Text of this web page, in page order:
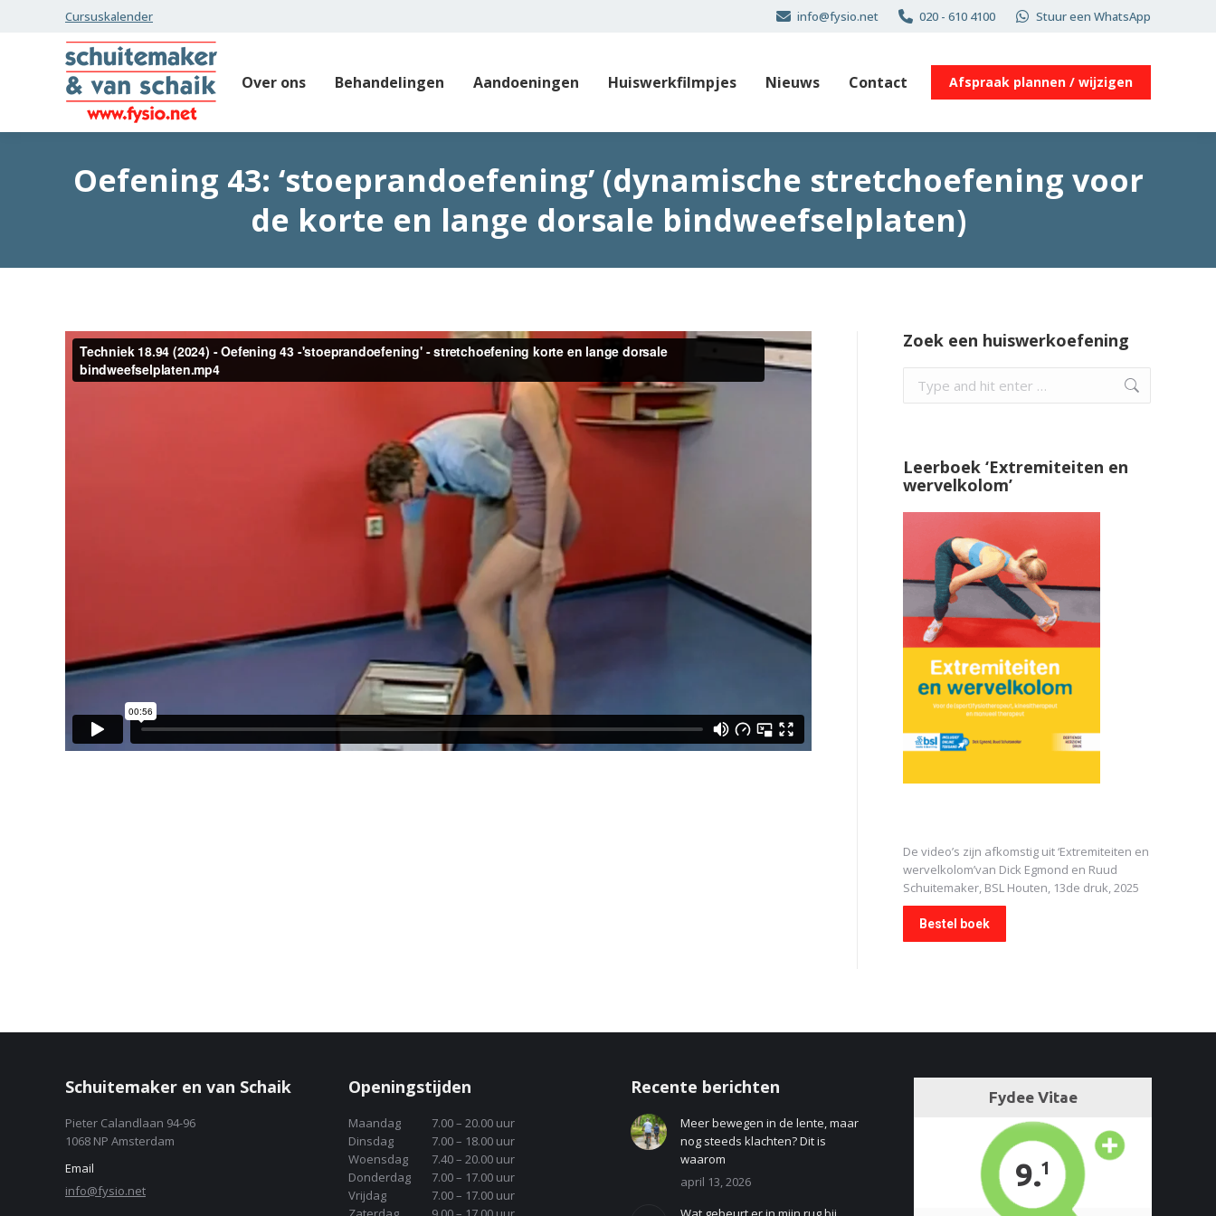
Cursuskalender info@fysio.net 020 - 610 4100 Stuur een WhatsApp
Over ons Behandelingen Aandoeningen Huiswerkfilmpjes Nieuws Contact Afspraak plannen / wijzigen
Oefening 43: ‘stoeprandoefening’ (dynamische stretchoefening voor
de korte en lange dorsale bindweefselplaten)
Zoek een huiswerkoefening
Leerboek ‘Extremiteiten en
wervelkolom’
De video’s zijn afkomstig uit‘Extremiteiten en
wervelkolom’van Dick Egmond en Ruud
Schuitemaker, BSL Houten, 13de druk, 2025
Bestel boek
Schuitemaker en van Schaik
Pieter Calandlaan 94-96
1068 NP Amsterdam
Email
info@fysio.net
Openingstijden
Maandag
7.00 – 20.00 uur
Dinsdag
7.00 – 18.00 uur
Woensdag
7.40 – 20.00 uur
Donderdag
7.00 – 17.00 uur
Vrijdag
7.00 – 17.00 uur
Recente berichten
Meer bewegen in de lente, maar
nog steeds klachten? Dit is
waarom
april 13, 2026